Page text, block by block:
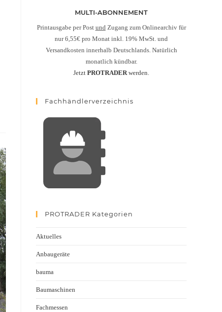
MULTI-ABONNEMENT
Printausgabe per Post und Zugang zum Onlinearchiv für
nur 6,55€ pro Monat inkl. 19% MwSt. und
Versandkosten innerhalb Deutschlands. Natürlich
monatlich kündbar.
Jetzt PROTRADERwerden.
Fachhändlerverzeichnis
PROTRADER Kategorien
Aktuelles
Anbaugeräte
bauma
Baumaschinen
Fachmessen